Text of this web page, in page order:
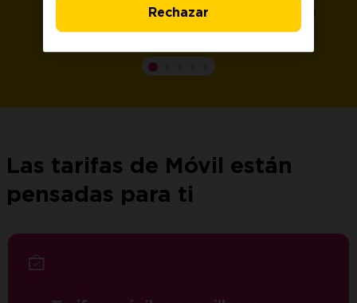
servicio.
Las tarifas de Móvil están
pensadas para ti
Rechazar